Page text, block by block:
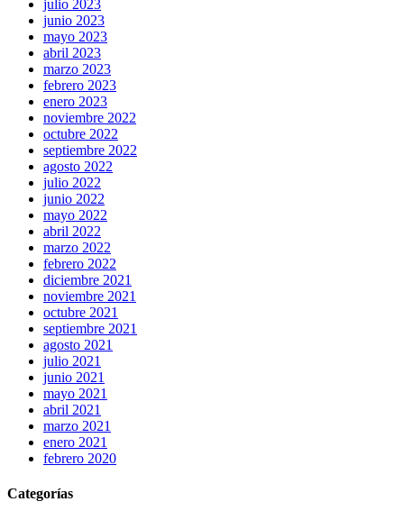
julio 2023
junio 2023
mayo 2023
abril 2023
marzo 2023
febrero 2023
enero 2023
noviembre 2022
octubre 2022
septiembre 2022
agosto 2022
julio 2022
junio 2022
mayo 2022
abril 2022
marzo 2022
febrero 2022
diciembre 2021
noviembre 2021
octubre 2021
septiembre 2021
agosto 2021
julio 2021
junio 2021
mayo 2021
abril 2021
marzo 2021
enero 2021
febrero 2020
Categorías